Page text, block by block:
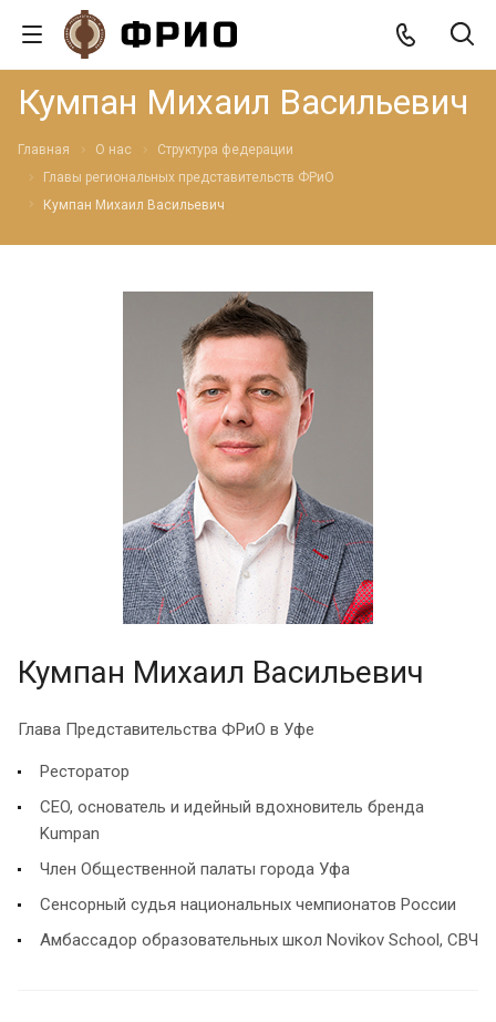
Кумпан Михаил Васильевич
Главная О нас
Структура федерации
Главы региональных представительств ФРиО
Кумпан Михаил Васильевич
Кумпан Михаил Васильевич
Глава Представительства ФРиО в Уфе
Ресторатор
CEO, основатель и идейный вдохновитель бренда
Kumpan
Член Общественной палаты города Уфа
Сенсорный судья национальных чемпионатов России
Амбассадор образовательных школ Novikov School, СВЧ